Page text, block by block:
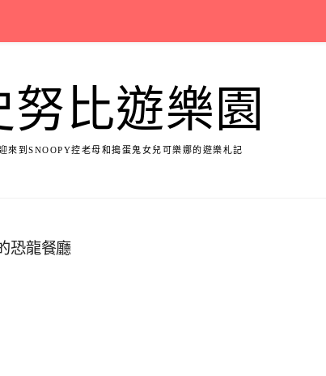
努比遊樂園
來到SNOOPY控老母和搗蛋鬼女兒可樂娜的遊樂札記
恐龍餐廳